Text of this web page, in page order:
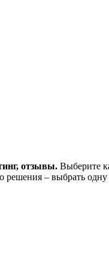
отзывы. Выберите
решения – выбрать